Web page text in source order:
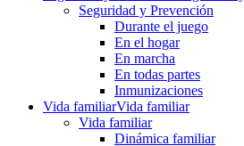
Seguridad y Prevención
Durante el juego
En el hogar
En marcha
En todas partes
Inmunizaciones
Vida familiarVida familiar
Vida familiar
Dinámica familiar